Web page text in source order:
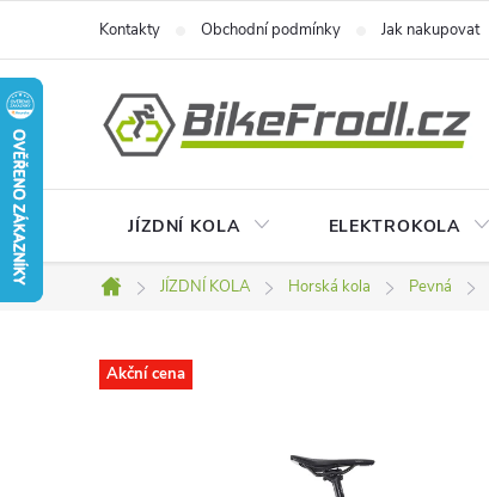
obsah
Kontakty Obchodní podmínky Jak nakupovat
JÍZDNÍ KOLA ELEKTROKOLA
Domů
JÍZDNÍ KOLA Horská kola Pevná
Akční cena